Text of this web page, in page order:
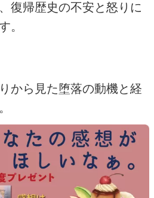
復帰歴史の不安と怒りに
。
から見た堕落の動機と経